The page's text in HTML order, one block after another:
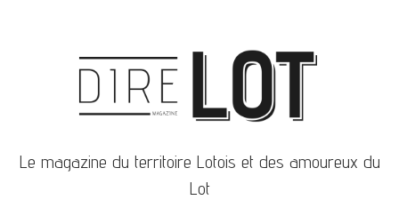
Le magazine du territoire Lotois et des amoureux du
Lot